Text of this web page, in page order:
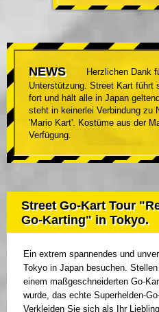
NEWS
Herzlichen Dank
Unterstützung. Street Kart führt
fort und hält alle in Japan
steht in keinerlei Verbindung zu
'Mario Kart'. Kostüme aus der
Verfügung.
Street Go-Kart Tour
Go-Karting" in Tokyo.
Ein extrem spannendes und
Tokyo in Japan besuchen.
einem maßgeschneiderten Go-
wurde, das echte Superhelden-
Verkleiden Sie sich als Ihr